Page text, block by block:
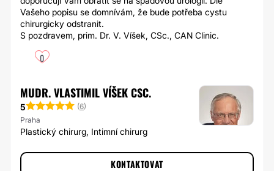
Vašeho popisu se domnívám, že bude potřeba cystu
chirurgicky odstranit.
S pozdravem, prim. Dr. V. Víšek, CSc., CAN Clinic.
0
MUDR. VLASTIMIL VÍŠEK CSC.
5 (6)
Praha
Plastický chirurg, Intimní chirurg
KONTAKTOVAT